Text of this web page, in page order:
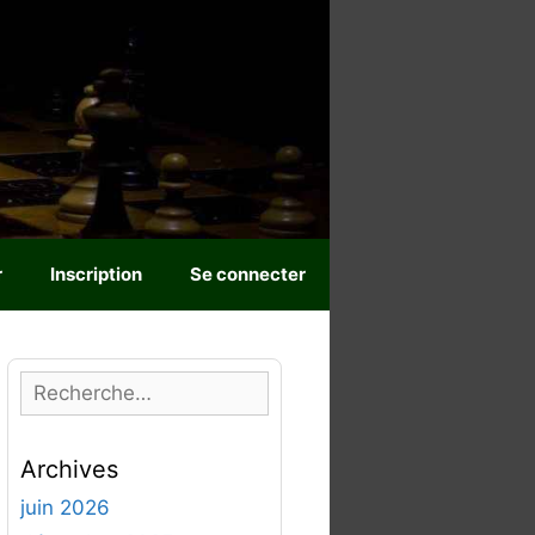
Inscription Se connecter
e
h
e
Archives
juin 2026